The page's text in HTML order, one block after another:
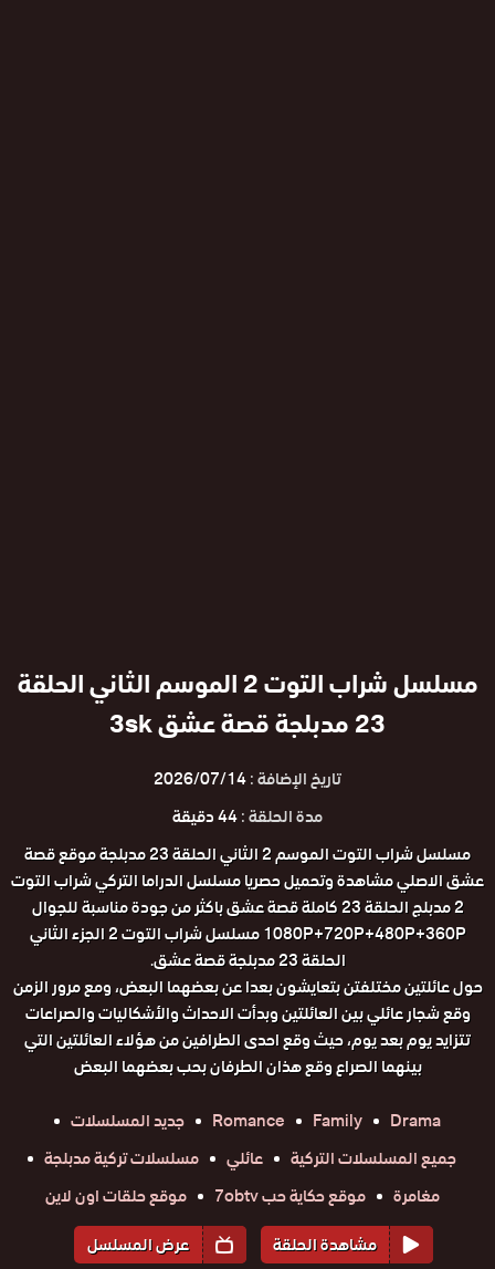
مسلسل شراب التوت 2 الموسم الثاني الحلقة
23 مدبلجة قصة عشق 3sk
تاريخ الإضافة :2026/07/14
مدة الحلقة :44 دقيقة
مسلسل شراب التوت الموسم 2 الثاني الحلقة 23 مدبلجة موقع قصة
عشق الاصلي مشاهدة وتحميل حصريا مسلسل الدراما التركي شراب التوت
2 مدبلج الحلقة 23 كاملة قصة عشق باكثر من جودة مناسبة للجوال
1080P+720P+480P+360P مسلسل شراب التوت 2 الجزء الثاني
الحلقة 23 مدبلجة قصة عشق.
حول عائلتين مختلفتن بتعايشون بعدا عن بعضهما البعض، ومع مرور الزمن
وقع شجار عائلي بين العائلتين وبدأت الاحداث والأشكاليات والصراعات
تتزايد يوم بعد يوم، حيث وقع احدى الطرافين من هؤلاء العائلتين التي
بينهما الصراع وقع هذان الطرفان بحب بعضهما البعض
Drama
Family
Romance
جديد المسلسلات
جميع المسلسلات التركية
عائلي
مسلسلات تركية مدبلجة
مغامرة
موقع حكاية حب 7obtv
موقع حلقات اون لاين
مشاهدة الحلقة
عرض المسلسل